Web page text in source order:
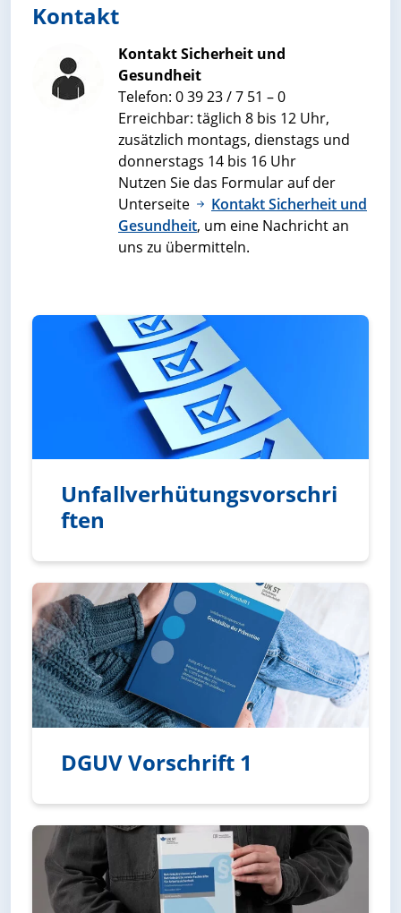
Kontakt
Kontakt Sicherheit und
Gesundheit
Telefon: 0 39 23 / 7 51 – 0
Erreichbar: täglich 8 bis 12 Uhr,
zusätzlich montags, dienstags und
donnerstags 14 bis 16 Uhr
Nutzen Sie das Formular auf der
Unterseite
Kontakt Sicherheit und
Gesundheit, um eine Nachricht an
uns zu übermitteln.
Unfallverhütungsvorschri
ften
DGUV Vorschrift 1